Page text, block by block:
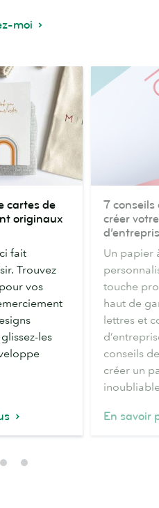
moi
cartes de
originaux
fait
Trouvez
vos
les
conseils
design
créer
votre
en-
tête
d’entreprise
7
créer
Un papier
touche
haut de
lettres et
conseils
créer un
En savoir